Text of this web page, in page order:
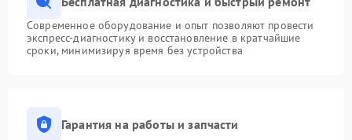
Современное оборудование и опыт позволяют провести
экспресс-диагностику и восстановление в кратчайшие
сроки, минимизируя время без устройства
Гарантия на работы и запчасти